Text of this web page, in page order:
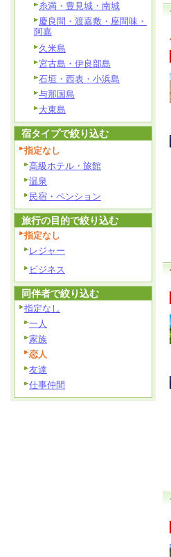
糸満・豊見城・南城
慶良間・渡嘉敷・座間味・
阿嘉
久米島
宮古島・伊良部島
石垣・西表・小浜島
与那国島
大東島
宿タイプで絞り込む
指定なし
高級ホテル・旅館
温泉
民宿・ペンション
旅行の目的で絞り込む
指定なし
レジャー
ビジネス
同伴者で絞り込む
指定なし
一人
家族
恋人
友達
仕事仲間